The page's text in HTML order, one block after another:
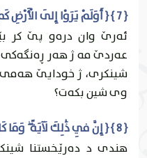
{ 7 } { أَوَلَمْ يَرَوْا إِلَى الْأَرْضِ كَمْ أَنْبَتْنَا فِيهَا مِنْ كُلِّ زَوْجٍ كَرِيمٍ }
ئه‌رێ وان دره‌و پێ كر
عه‌ردێ مه‌ ژ هه‌ر
شينكرى، ژ خودايێ
وى شين بكه‌ت؟
{ 8 } { إِنَّ فِي ذَٰلِكَ لَآيَةً ۖ وَمَا كَانَ أَكْثَرُهُمْ مُؤْمِنِينَ }
هندى د ده‌رێخستنا